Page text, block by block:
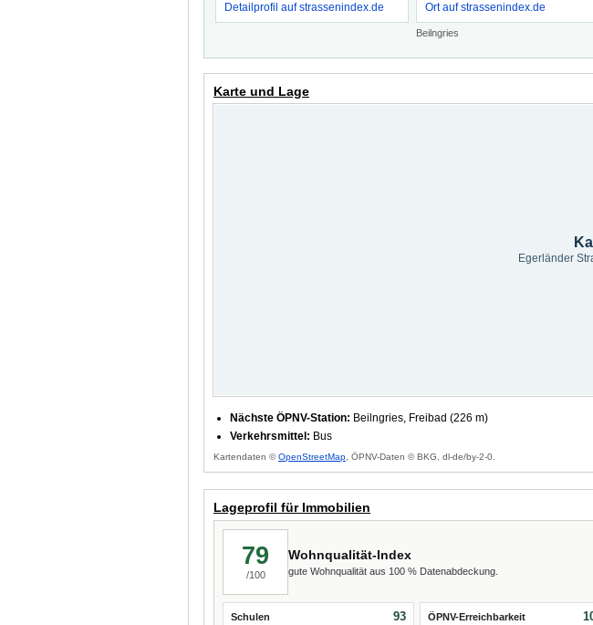
Detailprofil auf strassenindex.de Ort auf strassenindex.de
Beilngries
Karte und Lage
Egerländer
Nächste ÖPNV-Station: Beilngries, Freibad (226 m)
Verkehrsmittel: Bus
Kartendaten ©OpenStreetMap , ÖPNV-Daten © BKG, dl-de/by-2-0.
Lageprofil für Immobilien
79
/100
Wohnqualität-Index
gute Wohnqualität aus 100 % Datenabdeckung.
Schulen 93 ÖPNV-Erreichbarkeit